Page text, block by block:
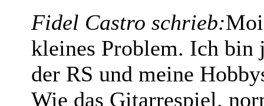
Fidel Castro schrieb:
kleines Problem. Ich bin
der RS und meine
Wie das Gitarrespiel.